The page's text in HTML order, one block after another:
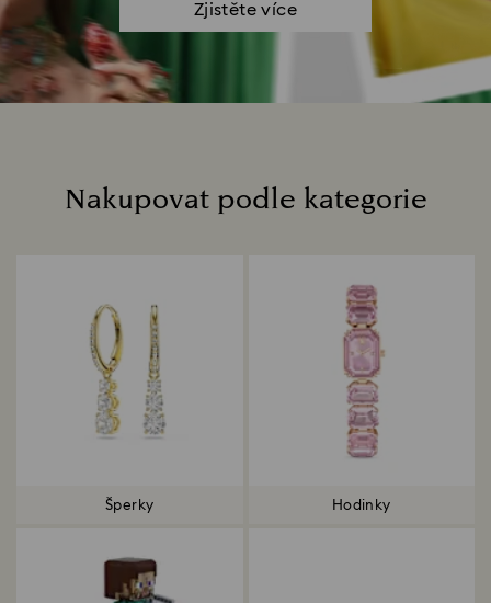
Zjistěte více
Nakupovat podle kategorie
Šperky Hodinky